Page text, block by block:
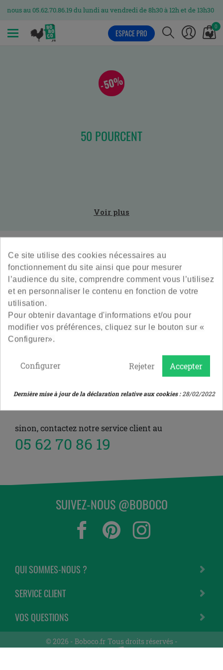
au 05.62.70.86.19 du lundi au vendredi de 8h30 à 12h et de 13h30 à
0
ESPACE PRO
50 POURCENT
Voir plus
 Produit star Destockage
Veuillez nous excuser pour le désagrément.
Effectuez une nouvelle recherche
ou aller directement sur l'une de ces pages :
ACCUEIL POTS ET BOCAUX EN VERRE VIDES
ACCESSOIRES SOLDES
sinon, contactez notre service client au
05 62 70 86 19
QUI SOMMES-NOUS ?
SERVICE CLIENT
VOS QUESTIONS
SUIVEZ-NOUS @BOBOCO
© 2026 - Boboco.fr Tous droits réservés -
Une réalisation
Ce site utilise des cookies nécessaires au
fonctionnement du site ainsi que pour mesurer
l’audience du site, comprendre comment vous l’utilisez
et en personnaliser le contenu en fonction de votre
utilisation.
Pour obtenir davantage d'informations et/ou pour
modifier vos préférences, cliquez sur le bouton sur «
Configurer».
Accepter
Rejeter
Configurer
Dernière mise à jour de la déclaration relative aux cookies :28/02/2022